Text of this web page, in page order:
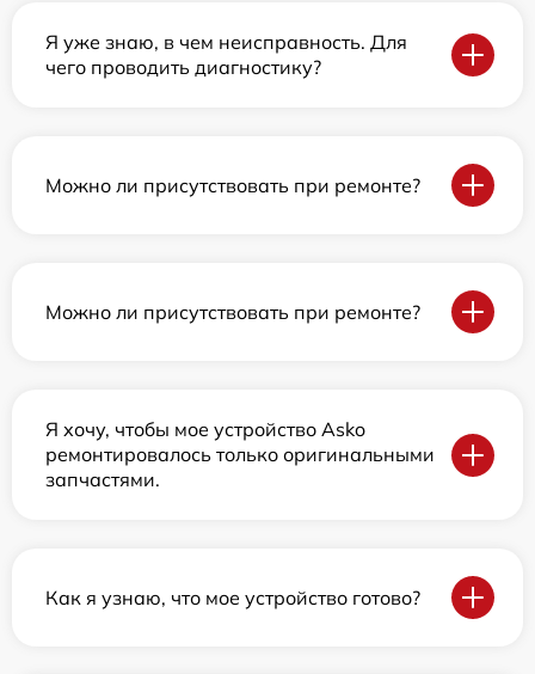
Я уже знаю, в чем неисправность. Для
чего проводить диагностику?
Можно ли присутствовать при ремонте?
Можно ли присутствовать при ремонте?
Я хочу, чтобы мое устройство Asko
ремонтировалось только оригинальными
запчастями.
Как я узнаю, что мое устройство готово?